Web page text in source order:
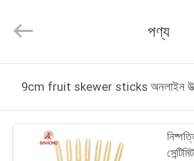
পণ্য
Export
All
Reserved.
পণ্য
9cm fruit skewer sticks অনলাইন